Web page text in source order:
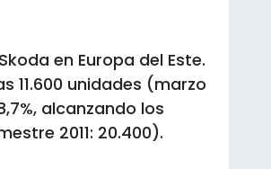
en Europa del Este.
11.600 unidades (marzo
alcanzando los
2011: 20.400).